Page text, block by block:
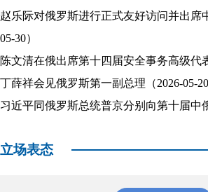
赵乐际对俄罗斯进行正式友好访问并出席
05-30）
陈文清在俄出席第十四届安全事务高级代
丁薛祥会见俄罗斯第一副总理（2026-05-20
习近平同俄罗斯总统普京分别向第十届中
立场表态